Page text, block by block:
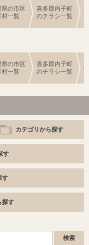
県の市区
村一覧
喜多郡内子町
のチラシ一覧
県の市区
村一覧
喜多郡内子町
のチラシ一覧
カテゴリから探す
す
す
探す